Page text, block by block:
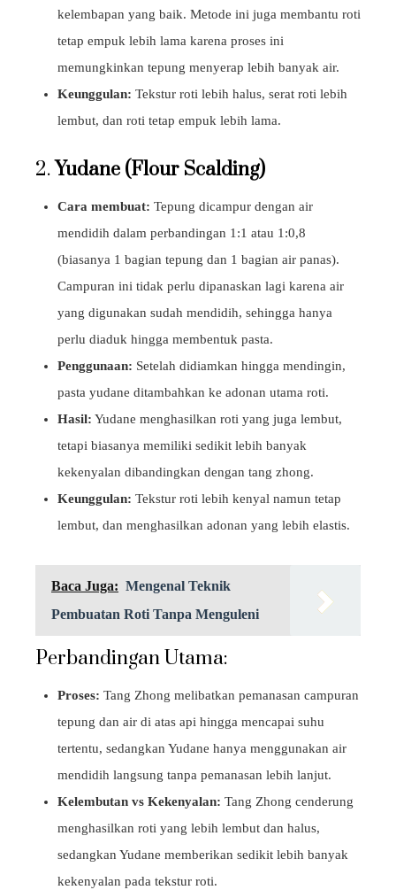
kelembapan yang baik. Metode ini juga membantu roti
tetap empuk lebih lama karena proses ini
memungkinkan tepung menyerap lebih banyak air.
Keunggulan: Tekstur roti lebih halus, serat roti lebih
lembut, dan roti tetap empuk lebih lama.
2. Yudane (Flour Scalding)
Cara membuat: Tepung dicampur dengan air
mendidih dalam perbandingan 1:1 atau 1:0,8
(biasanya 1 bagian tepung dan 1 bagian air panas).
Campuran ini tidak perlu dipanaskan lagi karena air
yang digunakan sudah mendidih, sehingga hanya
perlu diaduk hingga membentuk pasta.
Penggunaan: Setelah didiamkan hingga mendingin,
pasta yudane ditambahkan ke adonan utama roti.
Hasil: Yudane menghasilkan roti yang juga lembut,
tetapi biasanya memiliki sedikit lebih banyak
kekenyalan dibandingkan dengan tang zhong.
Keunggulan: Tekstur roti lebih kenyal namun tetap
lembut, dan menghasilkan adonan yang lebih elastis.
Baca Juga: Mengenal Teknik
Pembuatan Roti Tanpa Menguleni
Perbandingan Utama:
Proses: Tang Zhong melibatkan pemanasan campuran
tepung dan air di atas api hingga mencapai suhu
tertentu, sedangkan Yudane hanya menggunakan air
mendidih langsung tanpa pemanasan lebih lanjut.
Kelembutan vs Kekenyalan: Tang Zhong cenderung
menghasilkan roti yang lebih lembut dan halus,
sedangkan Yudane memberikan sedikit lebih banyak
kekenyalan pada tekstur roti.